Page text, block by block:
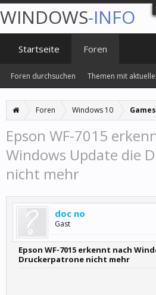
Foren Windows 10
Epson WF-7015
Windows Update die
nicht mehr
doc no
Gast
Epson WF-7015 erkennt nach
Druckerpatrone nicht mehr
WINDOWS-INFO
Startseite Foren
Foren durchsuchen Themen mit